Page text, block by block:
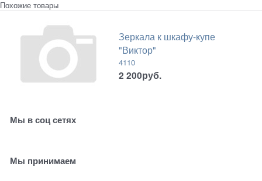
Похожие товары
Зеркала к шкафу-купе
"Виктор"
4110
2 200руб.
Мы в соц сетях
Мы принимаем